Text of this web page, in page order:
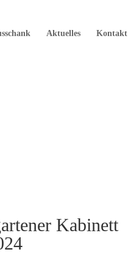
Aktuelles Kontakt
Kabinett